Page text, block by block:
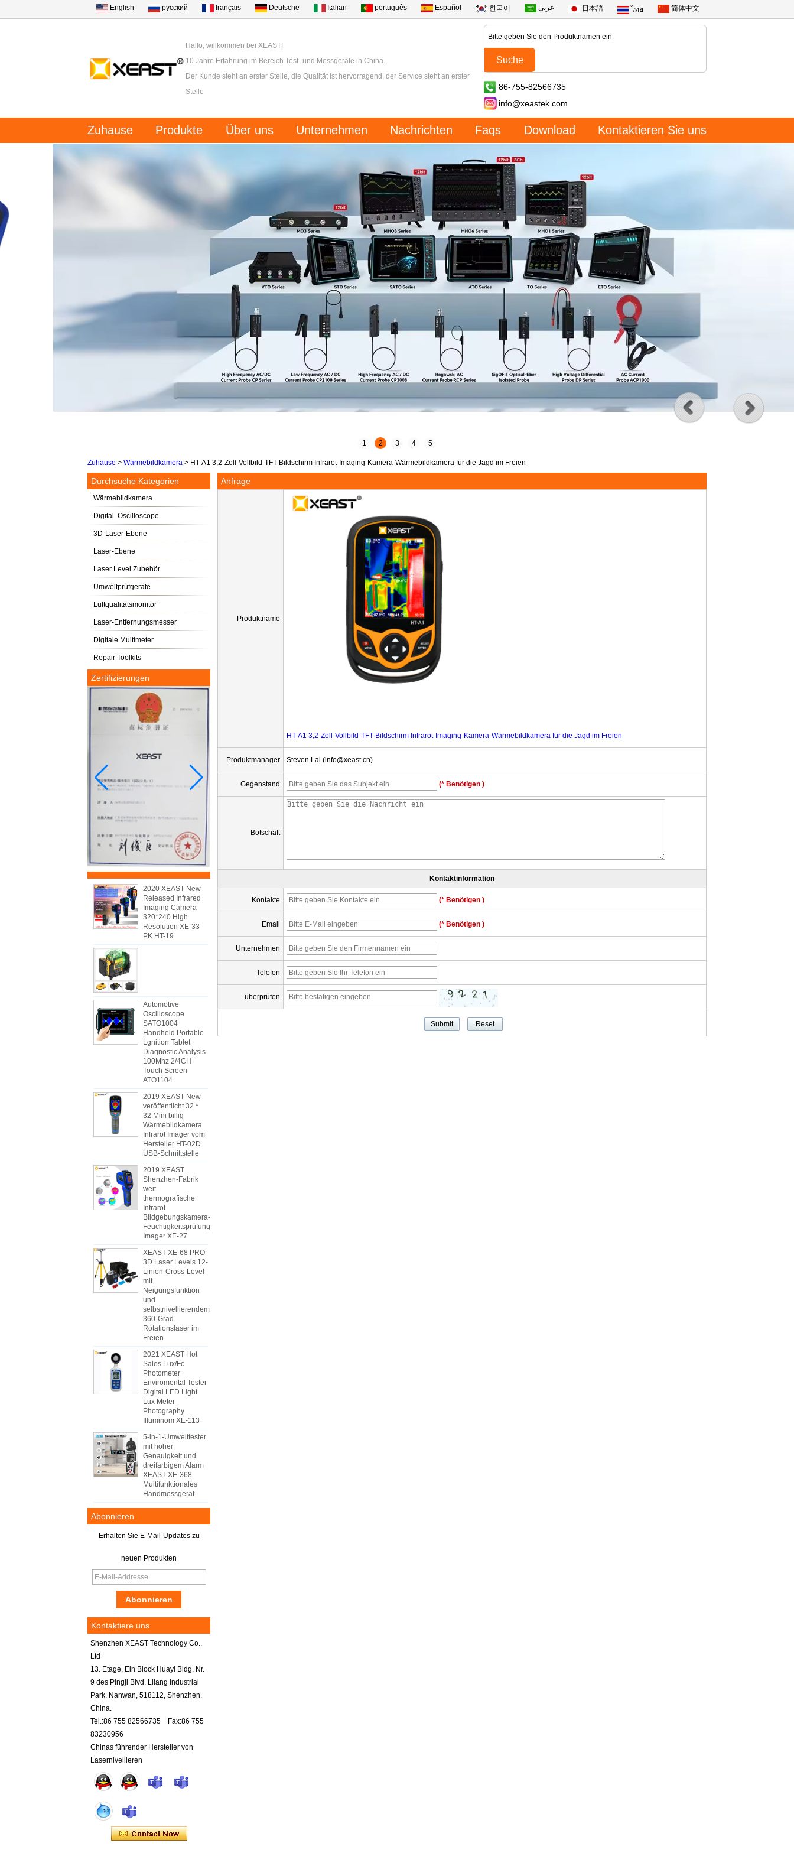
English русский français Deutsche Italian português Español 한국어 عربى 日本語 ไทย 简体中文
Hallo, willkommen bei XEAST!
10 Jahre Erfahrung im Bereich Test- und Messgeräte in China.
Der Kunde steht an erster Stelle, die Qualität ist hervorragend, der Service steht an erster
Stelle
86-755-82566735
info@xeastek.com
Zuhause Produkte Über uns Unternehmen Nachrichten Faqs Download Kontaktieren Sie uns
1 2 3 4 5
Zuhause > Wärmebildkamera > HT-A1 3,2-Zoll-Vollbild-TFT-Bildschirm Infrarot-Imaging-Kamera-Wärmebildkamera für die Jagd im Freien
Durchsuche Kategorien
Wärmebildkamera
Digital Oscilloscope
3D-Laser-Ebene
Laser-Ebene
Laser Level Zubehör
Umweltprüfgeräte
Luftqualitätsmonitor
Laser-Entfernungsmesser
Digitale Multimeter
Repair Toolkits
Zertifizierungen
2020 XEAST New
Released Infrared
Imaging Camera
320*240 High
Resolution XE-33
PK HT-19
Automotive
Oscilloscope
SATO1004
Handheld Portable
Lgnition Tablet
Diagnostic Analysis
100Mhz 2/4CH
Touch Screen
ATO1104
2019 XEAST New
veröffentlicht 32 *
32 Mini billig
Wärmebildkamera
Infrarot Imager vom
Hersteller HT-02D
USB-Schnittstelle
2019 XEAST
Shenzhen-Fabrik
weit
thermografische
Infrarot-
Bildgebungskamera-
Feuchtigkeitsprüfung
Imager XE-27
XEAST XE-68 PRO
3D Laser Levels 12-
Linien-Cross-Level
mit
Neigungsfunktion
und
selbstnivellierendem
360-Grad-
Rotationslaser im
Freien
2021 XEAST Hot
Sales Lux/Fc
Photometer
Enviromental Tester
Digital LED Light
Lux Meter
Photography
Illuminom XE-113
5-in-1-Umwelttester
mit hoher
Genauigkeit und
dreifarbigem Alarm
XEAST XE-368
Multifunktionales
Handmessgerät
Abonnieren
Erhalten Sie E-Mail-Updates zu
neuen Produkten
Kontaktiere uns
Shenzhen XEAST Technology Co.,
Ltd
13. Etage, Ein Block Huayi Bldg, Nr.
9 des Pingji Blvd, Lilang Industrial
Park, Nanwan, 518112, Shenzhen,
China.
Tel.:86 755 82566735 Fax:86 755
83230956
Chinas führender Hersteller von
Lasernivellieren
Anfrage
Produktname
HT-A1 3,2-Zoll-Vollbild-TFT-Bildschirm Infrarot-Imaging-Kamera-Wärmebildkamera für die Jagd im Freien
Produktmanager Steven Lai (info@xeast.cn)
Gegenstand (* Benötigen )
Botschaft
Kontaktinformation
Kontakte (* Benötigen )
Email (* Benötigen )
Unternehmen
Telefon
überprüfen